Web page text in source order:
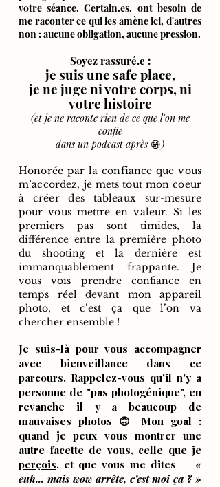
votre séance. Certain.es. ont besoin de
me raconter ce qui les amène ici, d'autres
non : aucune obligation, aucune pression.
Soyez rassuré.e :
je suis une safe place,
je ne juge ni votre corps, ni
votre histoire
(et je ne raconte rien de ce que l'on me
confie
dans un podcast après 😁)
Honorée par la confiance que vous
m’accordez, je mets tout mon coeur
à créer des tableaux sur-mesure
pour vous mettre en valeur. Si les
premiers pas sont timides, la
différence entre la première photo
du shooting et la dernière est
immanquablement frappante. Je
vous vois prendre confiance en
temps réel devant mon appareil
photo, et c’est ça que l’on va
chercher ensemble !
Je suis-là pour vous accompagner
avec bienveillance dans ce
parcours. Rappelez-vous qu'il n'y a
personne de "pas photogénique", en
revanche il y a beaucoup de
mauvaises photos 🙃 Mon goal :
quand je peux vous montrer une
autre facette de vous, celle que je
perçois, et que vous me dites «
euh... mais wow arrête, c’est moi ça ? »